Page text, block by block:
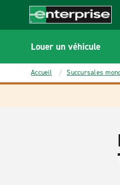
CONTENT
Enterprise
Louer un véhicule
Accueil Succursales